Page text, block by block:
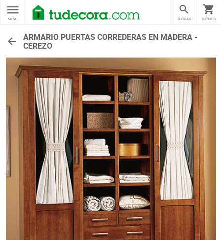
MENU CARRITO
BUSCAR
ARMARIO PUERTAS CORREDERAS EN MADERA -
CEREZO